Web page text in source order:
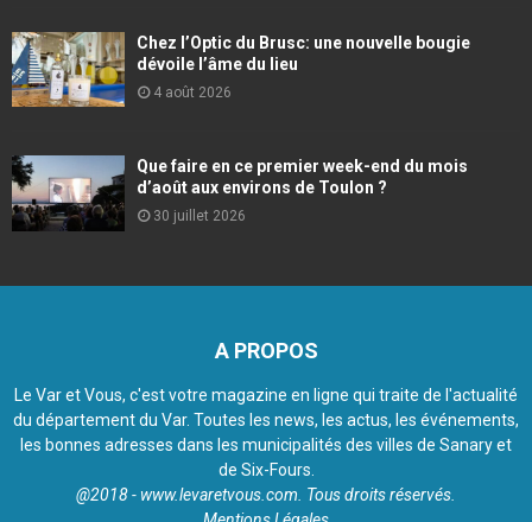
Chez l’Optic du Brusc: une nouvelle bougie
dévoile l’âme du lieu
4 août 2026
Que faire en ce premier week-end du mois
d’août aux environs de Toulon ?
30 juillet 2026
A PROPOS
Le Var et Vous, c'est votre magazine en ligne qui traite de l'actualité
du département du Var. Toutes les news, les actus, les événements,
les bonnes adresses dans les municipalités des villes de Sanary et
de Six-Fours.
@2018 - www.levaretvous.com. Tous droits réservés.